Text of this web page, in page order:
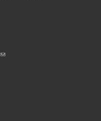
(link sends e-mail)